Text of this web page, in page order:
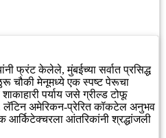
फ्रंट केलेले, मुंबईच्या सर्वात प्रसिद्ध
चौकी मेनूमध्ये एक स्पष्ट पेरूचा
पर्याय जसे ग्रील्ड टोफू
लॅटिन अमेरिकन-प्रेरित कॉकटेल अनुभव
आंतरिकांनी श्रद्धांजली